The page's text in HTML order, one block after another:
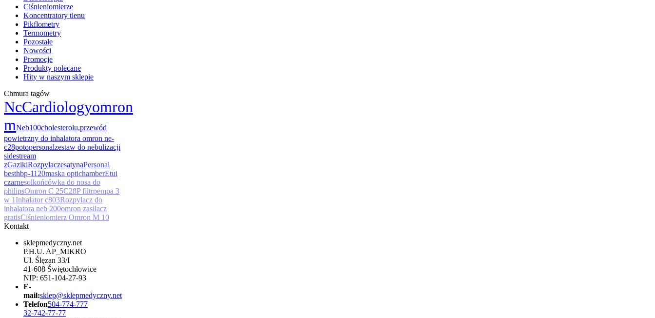
Ciśnieniomierze
Koncentratory tlenu
Pikflometry
Termometry
Pozostałe
Nowości
Promocje
Produkty polecane
Hity w naszym sklepie
Chmura tagów
NcCardiologyomron
mNeb100cholesterolu,przewód
powietrzny do inhalatora omron ne-
c28potopersonalzestaw do nebulizacji
sidestream
zGazikiRozpylaczesatynaPersonal
besthbp-1120maska optichamberEtui
czarnesolkońcówka do nosa do
philipsOmron C 25C28P filtrpempa 3
w 1Inhalator c803Rozpylacz do
inhalatora neb 200omron zasilacz
gratisCiśnieniomierz Omron M 10
Kontakt
sklepmedyczny.net
P.H.U. AP_MIKRO
Ul. Ślęzan 33/I
41-608 Świętochłowice
NIP: 651-104-27-93
E-
mail:sklep@sklepmedyczny.net
Telefon504-774-777
32-742-77-77